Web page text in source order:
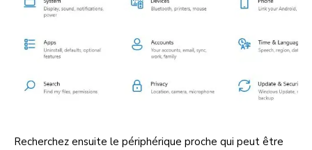
Recherchez ensuite le périphérique proche qui peut être